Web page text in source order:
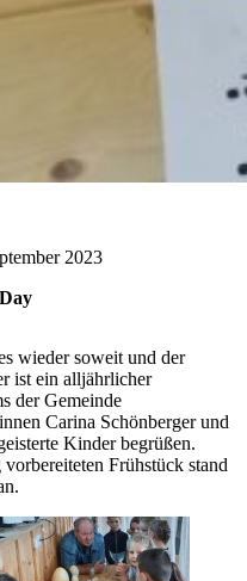
2023
wieder soweit und der
ist ein alljährlicher
der Gemeinde
Carina Schönberger und
Kinder begrüßen.
Frühstück stand